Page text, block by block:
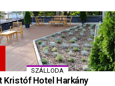
SZÁLLODA
Kristóf Hotel Harkány